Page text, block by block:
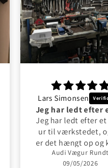
Lars Simonsen
Jeg har ledt efter et
ur til værkstedet,
er det hængt op og
godt 👍
Audi Vægur Rundt
09/05/2026